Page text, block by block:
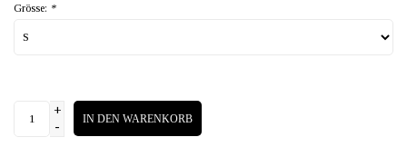
Grösse: *
+
-
IN DEN WARENKORB